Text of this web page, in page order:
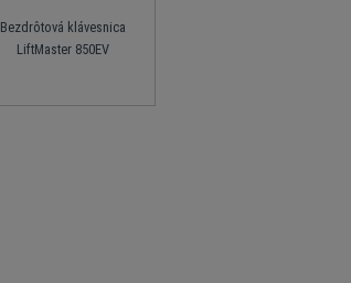
Bezdrôtová klávesnica
LiftMaster 850EV